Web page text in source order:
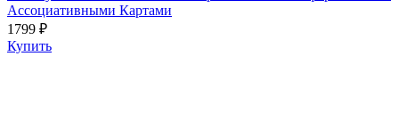
Ассоциативными Картами
1799 ₽
Купить